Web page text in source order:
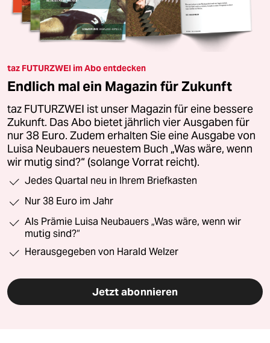
taz FUTURZWEI im Abo entdecken
Endlich mal ein Magazin für Zukunft
taz FUTURZWEI ist unser Magazin für eine bessere
Zukunft. Das Abo bietet jährlich vier Ausgaben für
nur 38 Euro. Zudem erhalten Sie eine Ausgabe von
Luisa Neubauers neuestem Buch „Was wäre, wenn
wir mutig sind?“ (solange Vorrat reicht).
Jedes Quartal neu in Ihrem Briefkasten
Nur 38 Euro im Jahr
Als Prämie Luisa Neubauers „Was wäre, wenn wir
mutig sind?“
Herausgegeben von Harald Welzer
Jetzt abonnieren